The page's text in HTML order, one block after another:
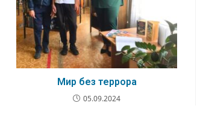
Мир без террора
05.09.2024